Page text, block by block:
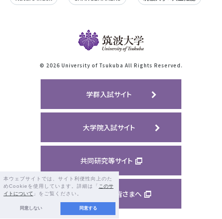
本ウェブサイトでは、サイト利便性向上のた
めCookieを使用しています。詳細は「 このサ
イトについて 」をご覧ください。
同意しない 同意する
© 2026 University of Tsukuba All Rights Reserved.
学群入試サイト
大学院入試サイト
共同研究等サイト
ご支援くださる皆さまへ